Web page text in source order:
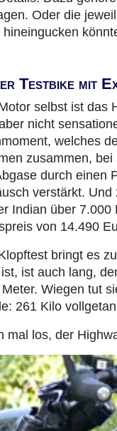
Oder die
Testbike mit
selbst ist das
nicht
welches
zusammen,
durch einen
verstärkt.
Indian über 7.000
von 14.490
bringt es
ist auch lang,
Wiegen tut
261 Kilo
mal los, der